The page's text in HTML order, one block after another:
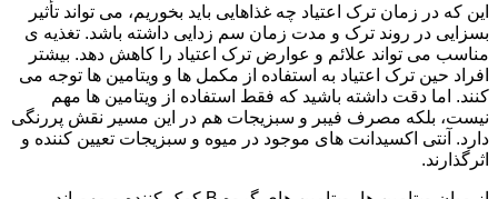
این که در زمان ترک اعتیاد چه غذاهایی باید بخوریم، می تواند تأثیر
بسزایی در روند ترک و مدت زمان سم زدایی داشته باشد. تغذیه ی
مناسب می تواند علائم و عوارض ترک اعتیاد را کاهش دهد. بیشتر
افراد حین ترک اعتیاد به استفاده از مکمل ها و ویتامین ها توجه می
کنند. اما دقت داشته باشید که فقط استفاده از ویتامین ها مهم
نیست، بلکه مصرف فیبر و سبزیجات هم در این مسیر نقش پررنگی
دارد. آنتی اکسیدانت های موجود در میوه و سبزیجات تعیین کننده و
اثرگذارند.